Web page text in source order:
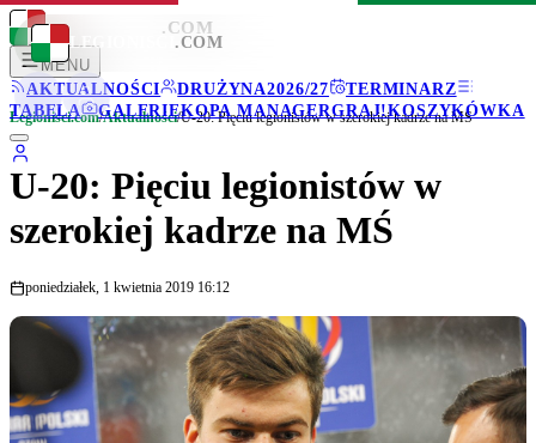
LEGIONISCI .COM
MENU
AKTUALNOŚCI
DRUŻYNA2026/27
TERMINARZ
TABELA
GALERIEKOPA MANAGERGRAJ!KOSZYKÓWKA
LEGIONISCI .COM
Legionisci.com/Aktualności/U-20: Pięciu legionistów w szerokiej kadrze na MŚ
U-20: Pięciu legionistów w
szerokiej kadrze na MŚ
poniedziałek, 1 kwietnia 2019 16:12